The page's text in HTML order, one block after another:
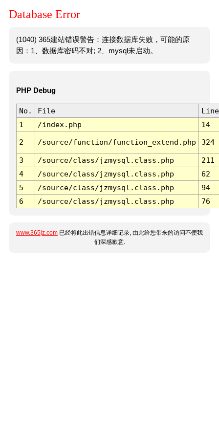
Database Error
(1040) 365建站错误警告：连接数据库失败，可能的原
因：1、数据库密码不对; 2、mysql未启动。
PHP Debug
No. File
Line
1
/index.php 14
2 /source/function/function_extend.php 324
3 /source/class/jzmysql.class.php
211
4
/source/class/jzmysql.class.php
62
5
/source/class/jzmysql.class.php
94
6
/source/class/jzmysql.class.php 76
www.365jz.com 已经将此出错信息详细记录, 由此给您带来的访问不便我
们深感歉意.